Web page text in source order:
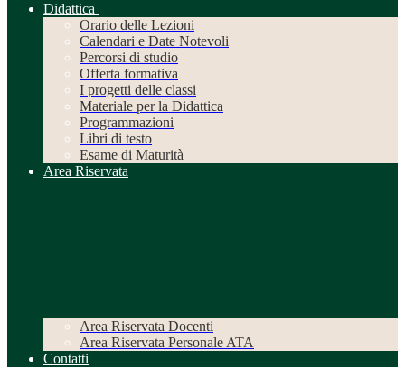
Didattica
Orario delle Lezioni
Calendari e Date Notevoli
Percorsi di studio
Offerta formativa
I progetti delle classi
Materiale per la Didattica
Programmazioni
Libri di testo
Esame di Maturità
Area Riservata
Area Riservata Docenti
Area Riservata Personale ATA
Contatti